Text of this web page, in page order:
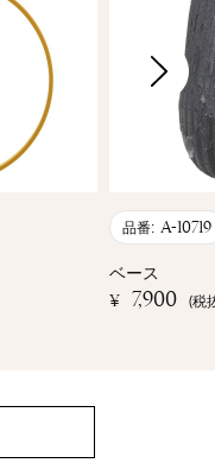
品番: A-10719
ベース
¥ 7,900 (税